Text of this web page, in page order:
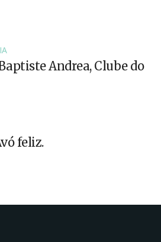
Andrea, Clube do
feliz.